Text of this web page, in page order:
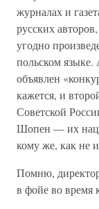
журналах и
русских
угодно
польском
объявлен
кажется, и
Советской
Шопен — их
кому же, как не
Помню,
в фойе во время